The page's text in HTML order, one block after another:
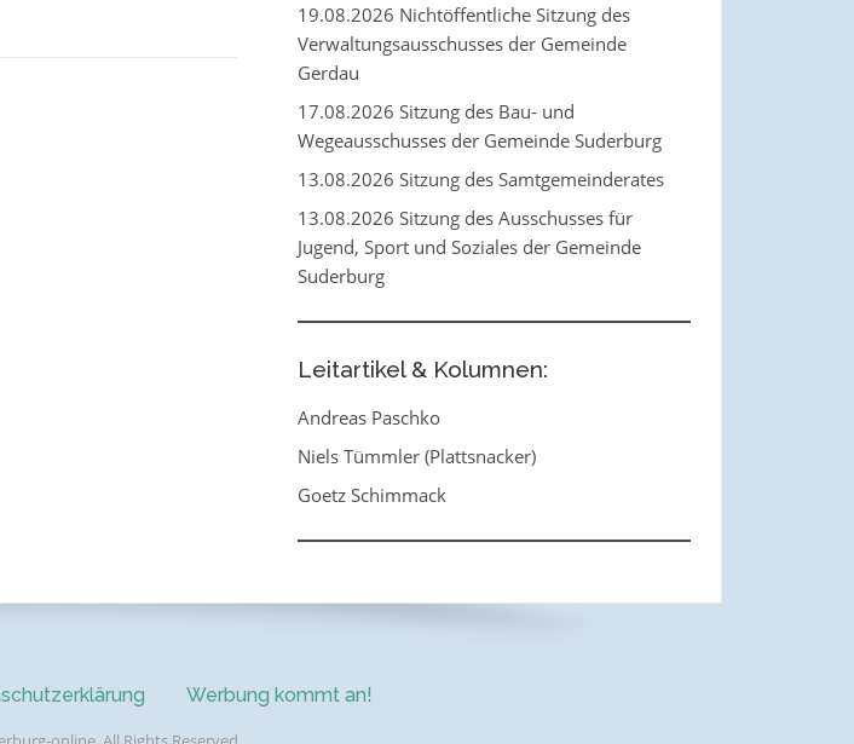
19.08.2026 Nichtöffentliche Sitzung des
Verwaltungsausschusses der Gemeinde
Gerdau
17.08.2026 Sitzung des Bau- und
Wegeausschusses der Gemeinde Suderburg
13.08.2026 Sitzung des Samtgemeinderates
13.08.2026 Sitzung des Ausschusses für
Jugend, Sport und Soziales der Gemeinde
Suderburg
Leitartikel & Kolumnen:
Andreas Paschko
Niels Tümmler (Plattsnacker)
Goetz Schimmack
Werbung kommt an!